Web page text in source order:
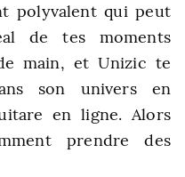
polyvalent qui peut
de tes moments
main, et Unizic te
son univers en
en ligne. Alors
prendre des